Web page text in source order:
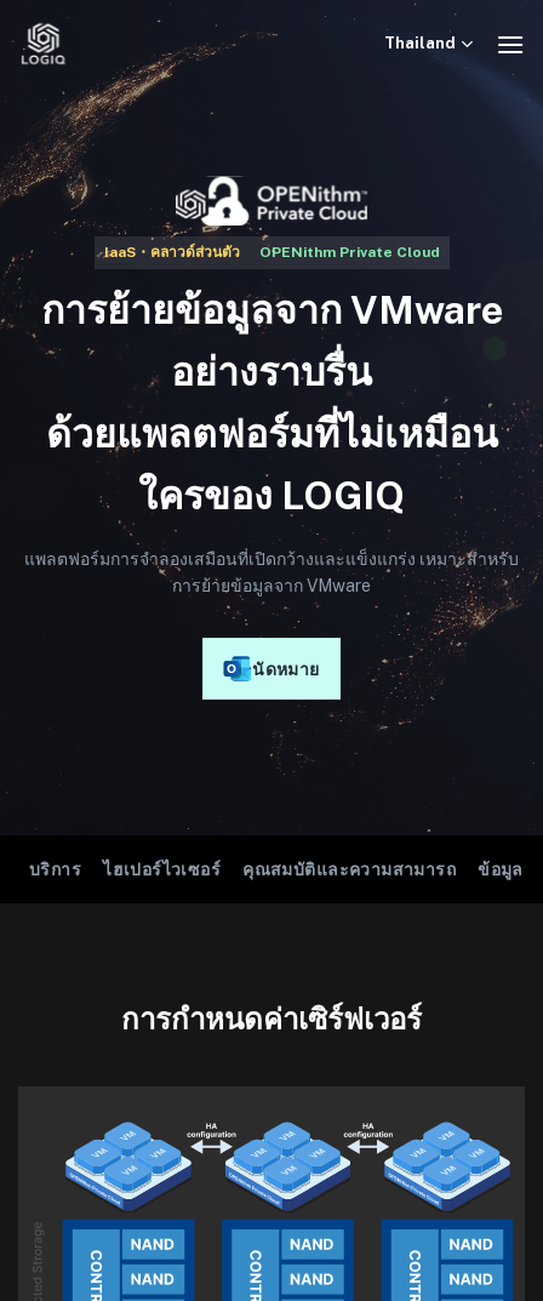
ไป
เนื้อหา
Thailand
IaaS・คลาวด์ส่วนตัว OPENithm Private Cloud
การย้ายข้อมูลจาก VMware
อย่างราบรื่น
ด้วยแพลตฟอร์มที่ไม่เหมือน
ใครของ LOGIQ
แพลตฟอร์มการจำลองเสมือนที่เปิดกว้างและแข็งแกร่ง เหมาะสำหรับ
การย้ายข้อมูลจาก VMware
นัดหมาย
บริการ ไฮเปอร์ไวเซอร์ คุณสมบัติและความสามารถ ข้อมูลจ
การกำหนดค่าเซิร์ฟเวอร์